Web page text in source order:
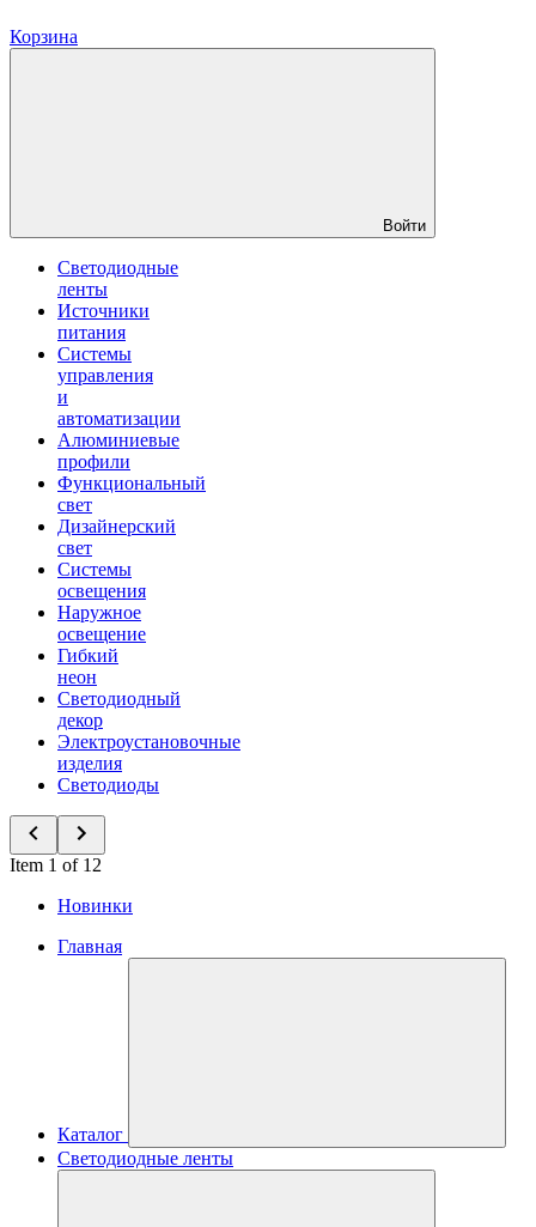
Корзина
Войти
Светодиодные
ленты
Источники
питания
Системы
управления
и
автоматизации
Алюминиевые
профили
Функциональный
свет
Дизайнерский
свет
Системы
освещения
Наружное
освещение
Гибкий
неон
Светодиодный
декор
Электроустановочные
изделия
Светодиоды
Item 1 of 12
Новинки
Главная
Каталог
Светодиодные ленты